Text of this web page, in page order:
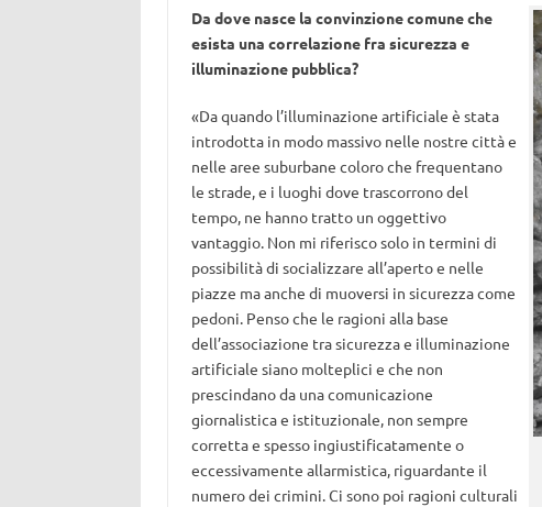
Da dove nasce la convinzione comune che
esista una correlazione fra sicurezza e
illuminazione pubblica?
«Da quando l’illuminazione artificiale è stata
introdotta in modo massivo nelle nostre città e
nelle aree suburbane coloro che frequentano
le strade, e i luoghi dove trascorrono del
tempo, ne hanno tratto un oggettivo
vantaggio. Non mi riferisco solo in termini di
possibilità di socializzare all’aperto e nelle
piazze ma anche di muoversi in sicurezza come
pedoni. Penso che le ragioni alla base
dell’associazione tra sicurezza e illuminazione
artificiale siano molteplici e che non
prescindano da una comunicazione
giornalistica e istituzionale, non sempre
corretta e spesso ingiustificatamente o
eccessivamente allarmistica, riguardante il
numero dei crimini. Ci sono poi ragioni culturali